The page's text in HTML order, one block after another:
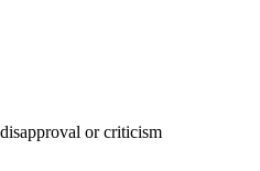
or criticism